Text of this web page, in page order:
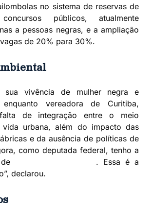
no sistema de reservas de
públicos, atualmente
a pessoas negras, e a ampliação
de 20% para 30%.
sua vivência de mulher negra e
vereadora de Curitiba,
de integração entre o meio
urbana, além do impacto das
e da ausência de políticas de
como deputada federal, tenho a
. Essa é a
declarou.